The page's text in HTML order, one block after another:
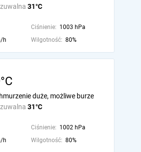
31°C
Ciśnienie: 1003 hPa
h Wilgotność: 80%
31°C
duże, możliwe burze
Ciśnienie: 1002 hPa
h Wilgotność: 80%